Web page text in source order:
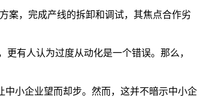
，完成产线的拆卸和调试，其焦点合作劣
有人认为过度从动化是一个错误。那么，
小企业望而却步。然而，这并不暗示中小企